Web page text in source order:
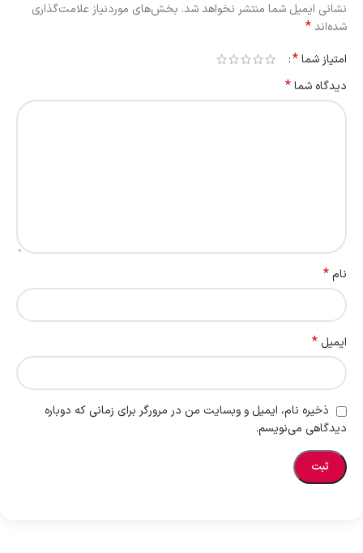
نشانی ایمیل شما منتشر نخواهد شد. بخش‌های موردنیاز علامت‌گذاری
شده‌اند*
امتیاز شما*
دیدگاه شما*
نام*
ایمیل *
ذخیره نام، ایمیل و وبسایت من در مرورگر برای زمانی که دوباره
دیدگاهی می‌نویسم.